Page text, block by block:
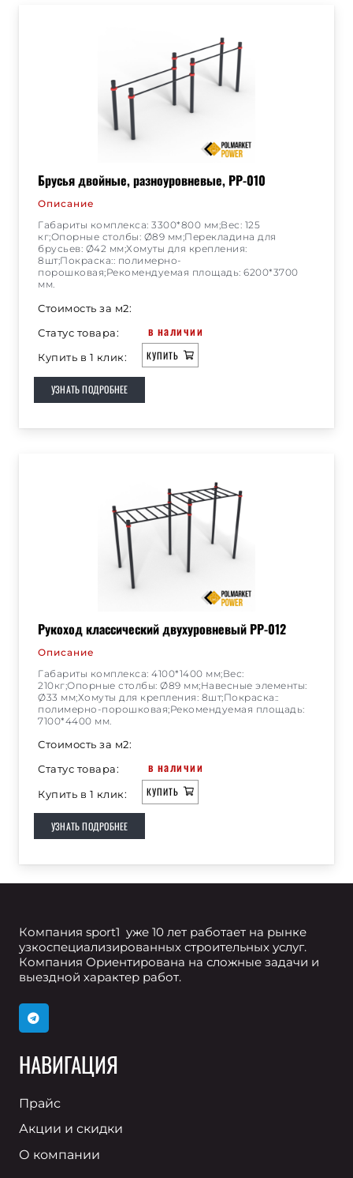
Брусья двойные, разноуровневые, РР-010
Описание
Габариты комплекса: 3300*800 мм;Вес: 125
кг;Опорные столбы: Ø89 мм;Перекладина для
брусьев: Ø42 мм;Хомуты для крепления:
8шт;Покраска:: полимерно-
порошковая;Рекомендуемая площадь: 6200*3700
мм.
Стоимость за м2:
Статус товара:
в наличии
Купить в 1 клик: КУПИТЬ
УЗНАТЬ ПОДРОБНЕЕ
Рукоход классический двухуровневый РР-012
Описание
Габариты комплекса: 4100*1400 мм;Вес:
210кг;Опорные столбы: Ø89 мм;Навесные элементы:
Ø33 мм;Хомуты для крепления: 8шт;Покраска::
полимерно-порошковая;Рекомендуемая площадь:
7100*4400 мм.
Стоимость за м2:
Статус товара:
в наличии
Купить в 1 клик: КУПИТЬ
УЗНАТЬ ПОДРОБНЕЕ
Компания sport1 уже 10 лет работает на рынке
узкоспециализированных строительных услуг.
Компания Ориентирована на сложные задачи и
выездной характер работ.
НАВИГАЦИЯ
Прайс
Акции и скидки
О компании